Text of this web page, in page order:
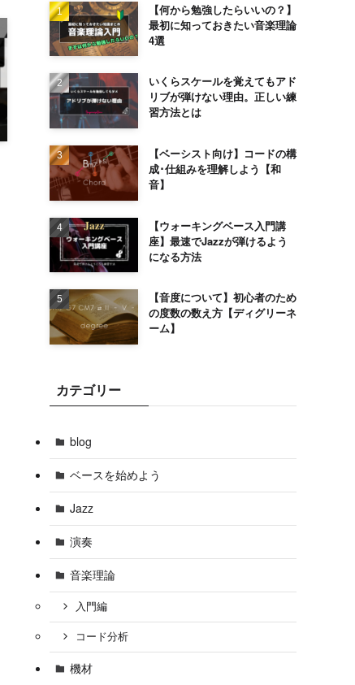
【何から勉強したらいいの？】
最初に知っておきたい音楽理論
4選
いくらスケールを覚えてもアド
リブが弾けない理由。正しい練
習方法とは
【ベーシスト向け】コードの構
成･仕組みを理解しよう【和
音】
【ウォーキングベース入門講
座】最速でJazzが弾けるよう
になる方法
【音度について】初心者のため
の度数の数え方【ディグリーネ
ーム】
カテゴリー
blog
ベースを始めよう
Jazz
演奏
音楽理論
入門編
コード分析
機材